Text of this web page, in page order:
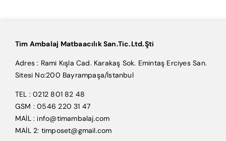
Tim Ambalaj Matbaacılık San.Tic.Ltd.Şti
Adres : Rami Kışla Cad. Karakaş Sok. Emintaş Erciyes San.
Sitesi No:200 Bayrampaşa/İstanbul
TEL : 0212 801 82 48
GSM : 0546 220 31 47
MAİL : info@timambalaj.com
MAİL 2: timposet@gmail.com